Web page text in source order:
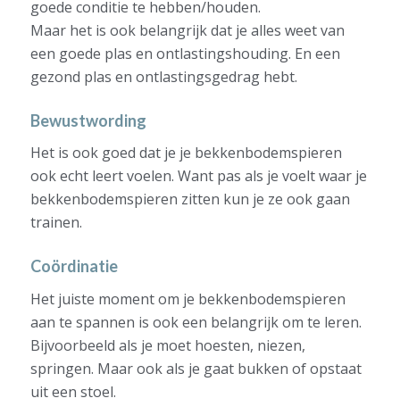
goede conditie te hebben/houden.
Maar het is ook belangrijk dat je alles weet van
een goede plas en ontlastingshouding. En een
gezond plas en ontlastingsgedrag hebt.
Bewustwording
Het is ook goed dat je je bekkenbodemspieren
ook echt leert voelen. Want pas als je voelt waar je
bekkenbodemspieren zitten kun je ze ook gaan
trainen.
Coördinatie
Het juiste moment om je bekkenbodemspieren
aan te spannen is ook een belangrijk om te leren.
Bijvoorbeeld als je moet hoesten, niezen,
springen. Maar ook als je gaat bukken of opstaat
uit een stoel.